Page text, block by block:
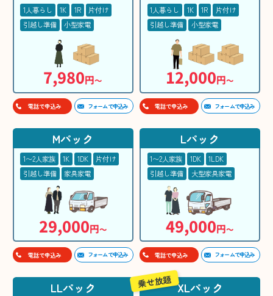
1人暮らし 1K 1R
片付け
引越し準備
小型家電
7,980円〜
電話で申込み フォームで申込み
1人暮らし 1K 1R
片付け
引越し準備
小型家電
12,000円〜
電話で申込み フォームで申込み
Mパック
1〜2人家族 1K 1DK
片付け
引越し準備
家具家電
29,000円〜
電話で申込み フォームで申込み
Lパック
1〜2人家族 1DK
1LDK
引越し準備
大型家具家電
49,000円〜
電話で申込み フォームで申込み
LLパック XLパック
乗せ放題